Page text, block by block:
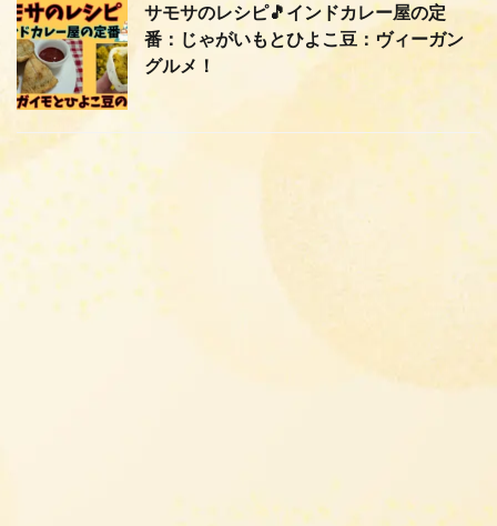
サモサのレシピ🎵インドカレー屋の定
番：じゃがいもとひよこ豆：ヴィーガン
グルメ！